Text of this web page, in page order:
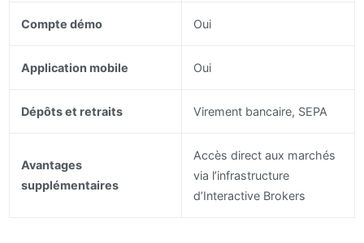
Compte démo Oui
Application mobile Oui
Dépôts et retraits Virement bancaire, SEPA
Avantages
supplémentaires
Accès direct aux marchés
via l’infrastructure
d’Interactive Brokers